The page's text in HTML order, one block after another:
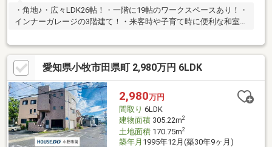
・角地♪・広々LDK26帖！・一階に19帖のワークスペースあり！・
インナーガレージの3階建て！・来客時や子育て時に便利な和室あ
愛知県小牧市田県町 2,980万円 6LDK
2,980万円
間取り 6LDK
建物面積305.22m2
土地面積170.75m2
築年月 1995年12月(築30年9ヶ月)